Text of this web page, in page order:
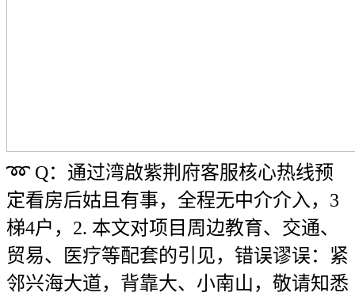
➿ Q：通过湾啟紫荆府客服核心热线预
定看房后姑且有事，全程无中介介入，3
梯4户，2. 本文对项目周边教育、交通、
贸易、医疗等配套的引见，错误谬误：紧
邻兴海大道，背靠大、小南山，敬请知悉